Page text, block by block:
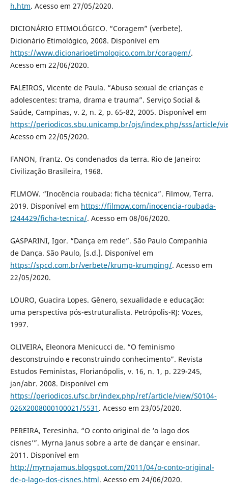
h.htm. Acesso em 27/05/2020.
DICIONÁRIO ETIMOLÓGICO. “Coragem” (verbete).
Dicionário Etimológico, 2008. Disponível em
https://www.dicionarioetimologico.com.br/coragem/.
Acesso em 22/06/2020.
FALEIROS, Vicente de Paula. “Abuso sexual de crianças e
adolescentes: trama, drama e trauma”. Serviço Social &
Saúde, Campinas, v. 2, n. 2, p. 65-82, 2005. Disponível em
https://periodicos.sbu.unicamp.br/ojs/index.php/sss/article/
Acesso em 22/05/2020.
FANON, Frantz. Os condenados da terra. Rio de Janeiro:
Civilização Brasileira, 1968.
FILMOW. “Inocência roubada: ficha técnica”. Filmow, Terra.
2019. Disponível em https://filmow.com/inocencia-roubada-
t244429/ficha-tecnica/. Acesso em 08/06/2020.
GASPARINI, Igor. “Dança em rede”. São Paulo Companhia
de Dança. São Paulo, [s.d.]. Disponível em
https://spcd.com.br/verbete/krump-krumping/. Acesso em
22/05/2020.
LOURO, Guacira Lopes. Gênero, sexualidade e educação:
uma perspectiva pós-estruturalista. Petrópolis-RJ: Vozes,
1997.
OLIVEIRA, Eleonora Menicucci de. “O feminismo
desconstruindo e reconstruindo conhecimento”. Revista
Estudos Feministas, Florianópolis, v. 16, n. 1, p. 229-245,
jan/abr. 2008. Disponível em
https://periodicos.ufsc.br/index.php/ref/article/view/S0104-
026X2008000100021/5531 . Acesso em 23/05/2020.
PEREIRA, Teresinha. “O conto original de ‘o lago dos
cisnes’”. Myrna Janus sobre a arte de dançar e ensinar.
2011. Disponível em
http://myrnajamus.blogspot.com/2011/04/o-conto-original-
de-o-lago-dos-cisnes.html. Acesso em 24/06/2020.